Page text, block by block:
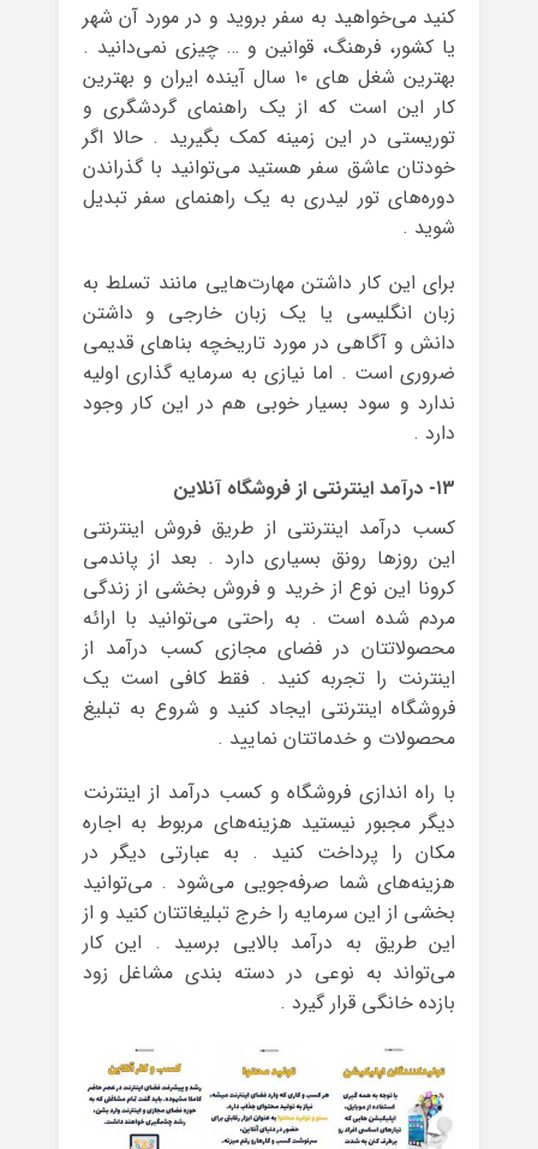
کنید می‌خواهید به سفر بروید و در مورد آن شهر
یا کشور، فرهنگ، قوانین و … چیزی نمی‌دانید .
بهترین شغل های ۱۰ سال آینده ایران و بهترین
کار این است که از یک راهنمای گردشگری و
توریستی در این زمینه کمک بگیرید . حالا اگر
خودتان عاشق سفر هستید می‌توانید با گذراندن
دوره‌های تور لیدری به یک راهنمای سفر تبدیل
شوید .
برای این کار داشتن مهارت‌هایی مانند تسلط به
زبان انگلیسی یا یک زبان خارجی و داشتن
دانش و آگاهی در مورد تاریخچه بناهای قدیمی
ضروری است . اما نیازی به سرمایه گذاری اولیه
ندارد و سود بسیار خوبی هم در این کار وجود
دارد .
۱۳- درآمد اینترنتی از فروشگاه آنلاین
کسب درآمد اینترنتی از طریق فروش اینترنتی
این روزها رونق بسیاری دارد . بعد از پاندمی
کرونا این نوع از خرید و فروش بخشی از زندگی
مردم شده است . به راحتی می‌توانید با ارائه
محصولاتتان در فضای مجازی کسب درآمد از
اینترنت را تجربه کنید . فقط کافی است یک
فروشگاه اینترنتی ایجاد کنید و شروع به تبلیغ
محصولات و خدماتتان نمایید .
با راه اندازی فروشگاه و کسب درآمد از اینترنت
دیگر مجبور نیستید هزینه‌های مربوط به اجاره
مکان را پرداخت کنید . به عبارتی دیگر در
هزینه‌های شما صرفه‌جویی می‌شود . می‌توانید
بخشی از این سرمایه را خرج تبلیغاتتان کنید و از
این طریق به درآمد بالایی برسید . این کار
می‌تواند به نوعی در دسته بندی مشاغل زود
بازده خانگی قرار گیرد .